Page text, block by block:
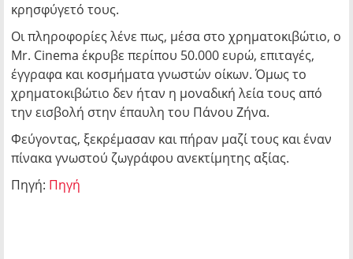
κρησφύγετό τους.
Οι πληροφορίες λένε πως, μέσα στο χρηματοκιβώτιο, ο
Mr. Cinema έκρυβε περίπου 50.000 ευρώ, επιταγές,
έγγραφα και κοσμήματα γνωστών οίκων. Όμως το
χρηματοκιβώτιο δεν ήταν η μοναδική λεία τους από
την εισβολή στην έπαυλη του Πάνου Ζήνα.
Φεύγοντας, ξεκρέμασαν και πήραν μαζί τους και έναν
πίνακα γνωστού ζωγράφου ανεκτίμητης αξίας.
Πηγή: Πηγή